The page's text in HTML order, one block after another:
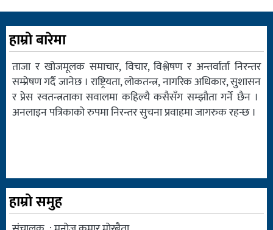
हाम्रो बारेमा
ताजा र खोजमूलक समाचार, विचार, विश्लेषण र अन्तर्वार्ता निरन्तर
सम्प्रेषण गर्दै जानेछ । राष्ट्रियता, लोकतन्त्र, नागरिक अधिकार, सुशासन
र प्रेस स्वतन्त्रताका सवालमा कहिल्यै कसैसँग सम्झौता गर्ने छैन ।
अनलाइन पत्रिकाको रुपमा निरन्तर सुचना प्रवाहमा जागरुक रहन्छ ।
हाम्रो समुह